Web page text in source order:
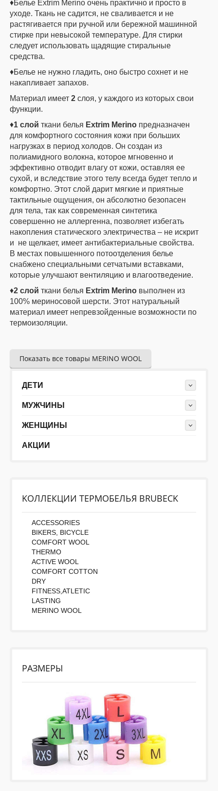
♦Белье Extrim Merino очень практично и просто в
уходе. Ткань не садится, не сваливается и не
растягивается при ручной или бережной машинной
стирке при невысокой температуре. Для стирки
следует использовать щадящие стиральные
средства.
♦Белье не нужно гладить, оно быстро сохнет и не
накапливает запахов.
Материал имеет 2 слоя, у каждого из которых свои
функции.
♦1 слой ткани белья Extrim Merino предназначен
для комфортного состояния кожи при больших
нагрузках в период холодов. Он создан из
полиамидного волокна, которое мгновенно и
эффективно отводит влагу от кожи, оставляя ее
сухой, и вследствие этого телу всегда будет тепло и
комфортно. Этот слой дарит мягкие и приятные
тактильные ощущения, он абсолютно безопасен
для тела, так как современная синтетика
совершенно не аллергенна, позволяет избегать
накопления статического электричества – не искрит
и не щелкает, имеет антибактериальные свойства.
В местах повышенного потоотделения белье
снабжено специальными сетчатыми вставками,
которые улучшают вентиляцию и влагоотведение.
♦2 слой ткани белья Extrim Merino выполнен из
100% мериносовой шерсти. Этот натуральный
материал имеет непревзойденные возможности по
термоизоляции.
Показать все товары MERINO WOOL
ДЕТИ
МУЖЧИНЫ
ЖЕНЩИНЫ
АКЦИИ
KОЛЛЕКЦИИ ТЕРМОБЕЛЬЯ BRUBECK
ACCESSORIES
BIKERS, BICYCLE
COMFORT WOOL
THERMO
ACTIVE WOOL
COMFORT COTTON
DRY
FITNESS,ATLETIC
LASTING
MERINO WOOL
РАЗМЕРЫ